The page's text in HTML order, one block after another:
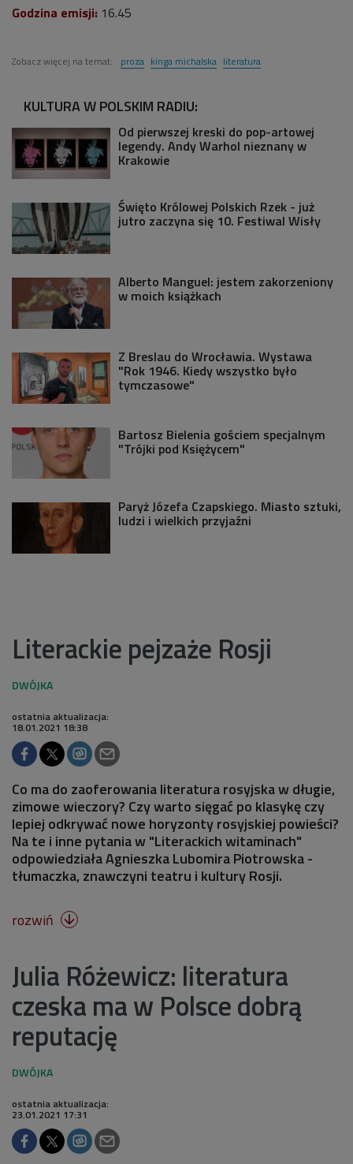
Godzina emisji: 16.45
Zobacz więcej na temat: proza kinga michalska literatura
KULTURA W POLSKIM RADIU:
Od pierwszej kreski do pop-artowej
legendy. Andy Warhol nieznany w
Krakowie
Święto Królowej Polskich Rzek - już
jutro zaczyna się 10. Festiwal Wisły
Alberto Manguel: jestem zakorzeniony
w moich książkach
Z Breslau do Wrocławia. Wystawa
"Rok 1946. Kiedy wszystko było
tymczasowe"
Bartosz Bielenia gościem specjalnym
"Trójki pod Księżycem"
Paryż Józefa Czapskiego. Miasto sztuki,
ludzi i wielkich przyjaźni
Literackie pejzaże Rosji
ostatnia aktualizacja:
18.01.2021 18:38
Co ma do zaoferowania literatura rosyjska w długie,
zimowe wieczory? Czy warto sięgać po klasykę czy
lepiej odkrywać nowe horyzonty rosyjskiej powieści?
Na te i inne pytania w "Literackich witaminach"
odpowiedziała Agnieszka Lubomira Piotrowska -
tłumaczka, znawczyni teatru i kultury Rosji.
rozwiń 
Julia Różewicz: literatura
czeska ma w Polsce dobrą
reputację
ostatnia aktualizacja:
23.01.2021 17:31